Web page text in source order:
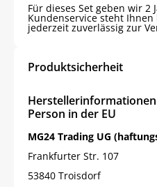
Für dieses Set geben wir 2
Kundenservice steht
jederzeit zuverlässig zur
Produktsicherheit
Person in der EU
MG24 Trading UG
Frankfurter Str. 107
53840 Troisdorf